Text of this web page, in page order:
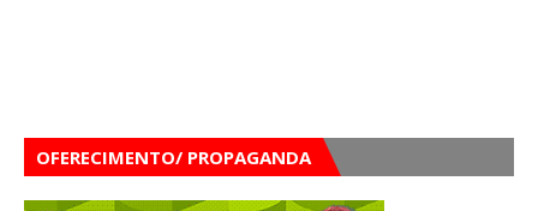
OFERECIMENTO/ PROPAGANDA